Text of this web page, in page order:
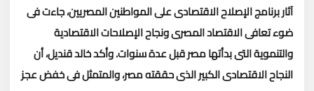
آثار برنامج الإصلاح الاقتصادى على المواطنين المصريين، جاءت فى
ضوء تعافى الاقتصاد المصرى ونجاح الإصلاحات الاقتصادية
والتنموية التى بدأتها مصر قبل عدة سنوات.وأكد خالد قنديل، أن
النجاح الاقتصادى الكبير الذى حققته مصر، والمتمثل فى خفض عجز